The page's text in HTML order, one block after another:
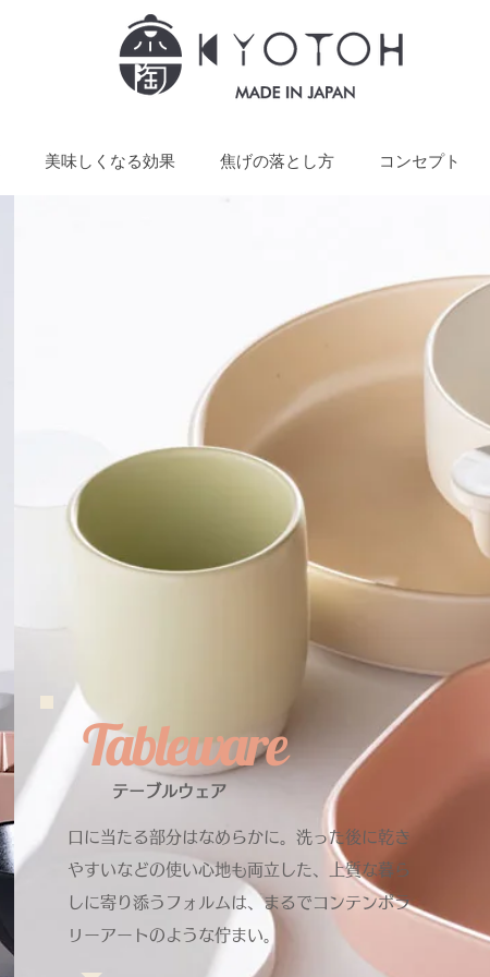
美味しくなる効果 焦げの落とし方 コンセプト
Tableware
テーブルウェア
口に当たる部分はなめらかに。洗った後に乾き
やすいなどの使い心地も両立した、上質な暮ら
しに寄り添うフォルムは、まるでコンテンポラ
リーアートのような佇まい。